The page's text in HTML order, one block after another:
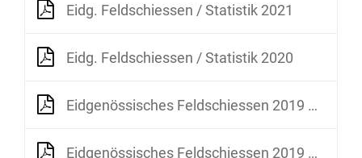
Eidg. Feldschiessen / Statistik 2021
Eidg. Feldschiessen / Statistik 2020
Eidgenössisches Feldschiessen 2019 Beteiligung 2009-2019
Eidgenössisches Feldschiessen 2019 Gesamtstatistik